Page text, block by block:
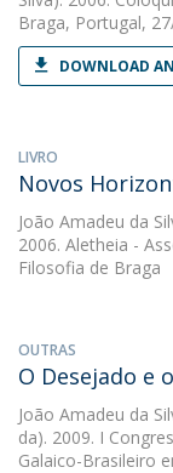
Braga, Portugal,
DOWNLOAD
LIVRO
Novos
João Amadeu da
2006. Aletheia -
Filosofia de Braga
OUTRAS
O Desejado e
João Amadeu da
da). 2009. I
Galaico-Brasileiro